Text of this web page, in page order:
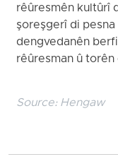
rêûresmên kultûrî
şoreşgerî di
dengvedanên
rêûresman û
Source: Hengaw